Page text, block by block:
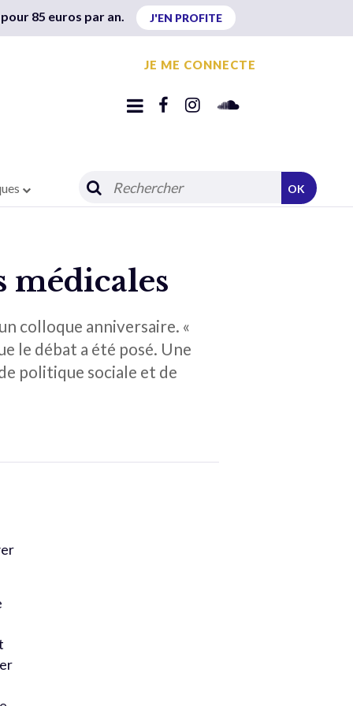
85 euros par an. J'EN PROFITE
JE ME CONNECTE
OK
médicales
colloque anniversaire. «
le débat a été posé. Une
politique sociale et de